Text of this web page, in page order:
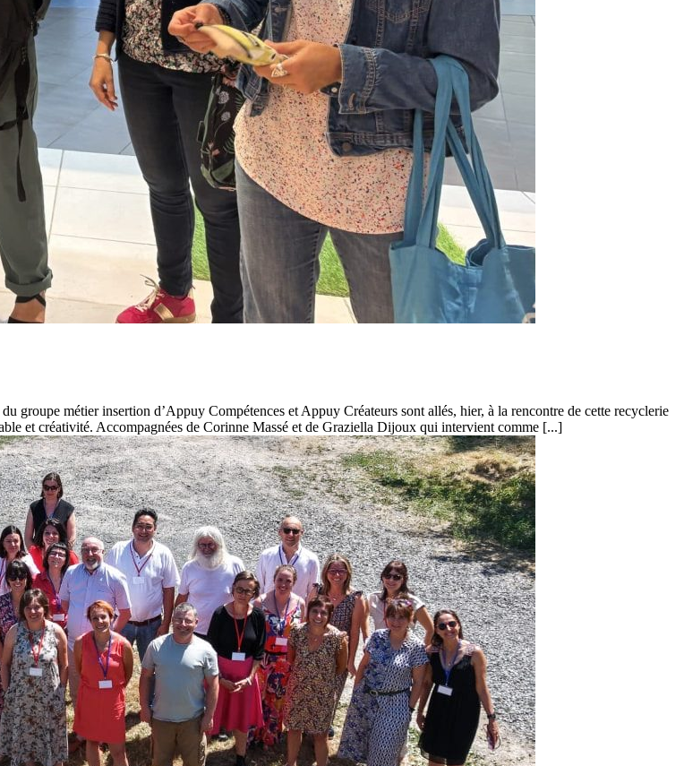
groupe métier insertion d’Appuy Compétences et Appuy Créateurs sont allés, hier, à la rencontre de cette recyclerie
et créativité. Accompagnées de Corinne Massé et de Graziella Dijoux qui intervient comme [...]